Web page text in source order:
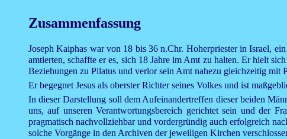
Zusammenfassung
Joseph Kaiphas war von 18 bis 36 n.Chr. Hoherpriester in Israel,
amtierten, schaffte er es, sich 18 Jahre im Amt zu halten. Er hielt
Beziehungen zu Pilatus und verlor sein Amt nahezu gleichzeitig mit
Er begegnet Jesus als oberster Richter seines Volkes und ist
In dieser Darstellung soll dem Aufeinandertreffen dieser beiden
uns, auf unseren Verantwortungsbereich gerichtet sein und der
pragmatisch nachvollziehbar und vordergründig auch erfolgreich
solche Vorgänge in den Archiven der jeweiligen Kirchen